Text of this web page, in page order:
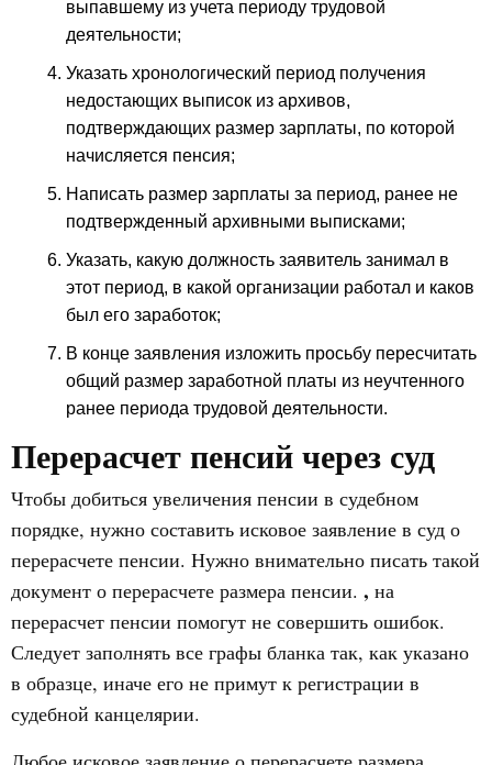
выпавшему из учета периоду трудовой
деятельности;
Указать хронологический период получения
недостающих выписок из архивов,
подтверждающих размер зарплаты, по которой
начисляется пенсия;
Написать размер зарплаты за период, ранее не
подтвержденный архивными выписками;
Указать, какую должность заявитель занимал в
этот период, в какой организации работал и каков
был его заработок;
В конце заявления изложить просьбу пересчитать
общий размер заработной платы из неучтенного
ранее периода трудовой деятельности.
Перерасчет пенсий через суд
Чтобы добиться увеличения пенсии в судебном
порядке, нужно составить исковое заявление в суд о
перерасчете пенсии. Нужно внимательно писать такой
документ о перерасчете размера пенсии. , на
перерасчет пенсии помогут не совершить ошибок.
Следует заполнять все графы бланка так, как указано
в образце, иначе его не примут к регистрации в
судебной канцелярии.